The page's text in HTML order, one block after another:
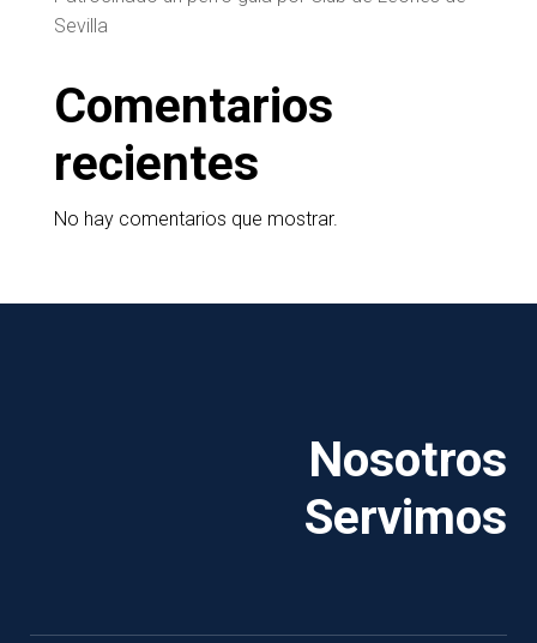
Sevilla
Comentarios
recientes
No hay comentarios que mostrar.
Nosotros
Servimos